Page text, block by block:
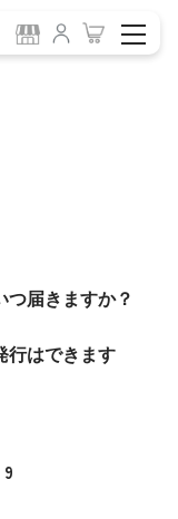
つ届きますか？
行はできます
9